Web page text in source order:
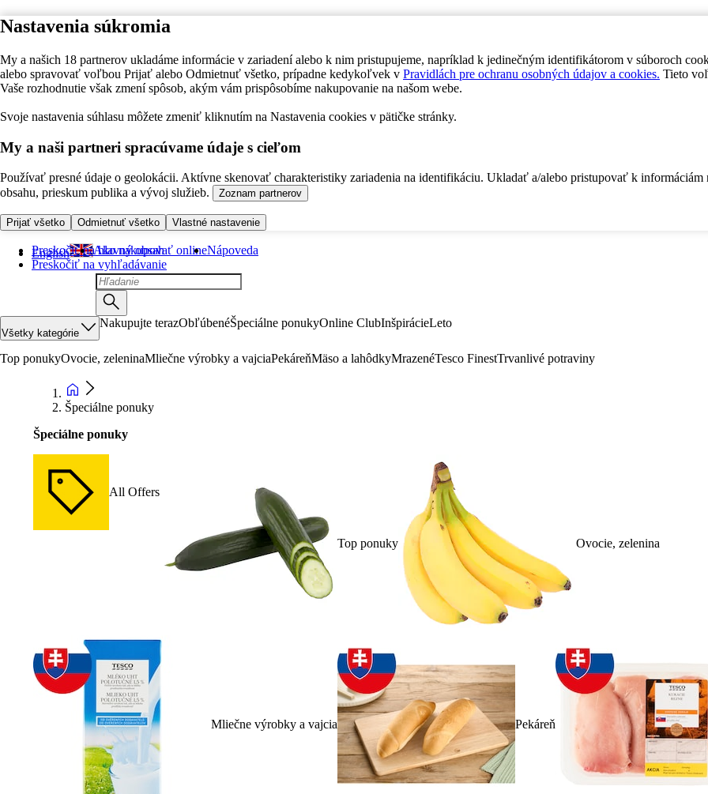
Nastavenia súkromia
My a našich 18 partnerov ukladáme informácie v zariadení alebo k nim pristupujeme, napríklad k jedinečným identifikátorom v súboroch
alebo spravovať voľbou Prijať alebo Odmietnuť všetko, prípadne kedykoľvek v Pravidlách pre ochranu osobných údajov a cookies. Tieto
Vaše rozhodnutie však zmení spôsob, akým vám prispôsobíme nakupovanie na našom webe.
Svoje nastavenia súhlasu môžete zmeniť kliknutím na Nastavenia cookies v pätičke stránky.
My a naši partneri spracúvame údaje s cieľom
Používať presné údaje o geolokácii. Aktívne skenovať charakteristiky zariadenia na identifikáciu. Ukladať a/alebo pristupovať k informáciám
obsahu, prieskum publika a vývoj služieb.
Zoznam partnerov
Prijať všetko Odmietnuť všetko Vlastné nastavenie
Preskočiť na hlavný obsah
Preskočiť na vyhľadávanie
English Ako nakupovať onlineNápoveda
Všetky kategórie
Nakupujte terazObľúbenéŠpeciálne ponukyOnline ClubInšpirácieLeto
Top ponukyOvocie, zeleninaMliečne výrobky a vajciaPekáreňMäso a lahôdkyMrazenéTesco FinestTrvanlivé potraviny
Špeciálne ponuky
Špeciálne ponuky
All Offers
Top ponuky Ovocie, zelenina
Mliečne výrobky a vajcia Pekáreň